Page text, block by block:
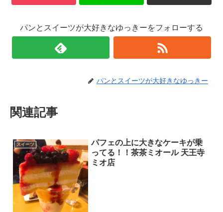
パンとスイーツが大好きなゆっきーをフォローする
パンとスイーツが大好きなゆっきー
関連記事
スイーツ
パフェの上に大きなケーキが乗
ってる！！茶茶ミオール 天王寺
ミオ店